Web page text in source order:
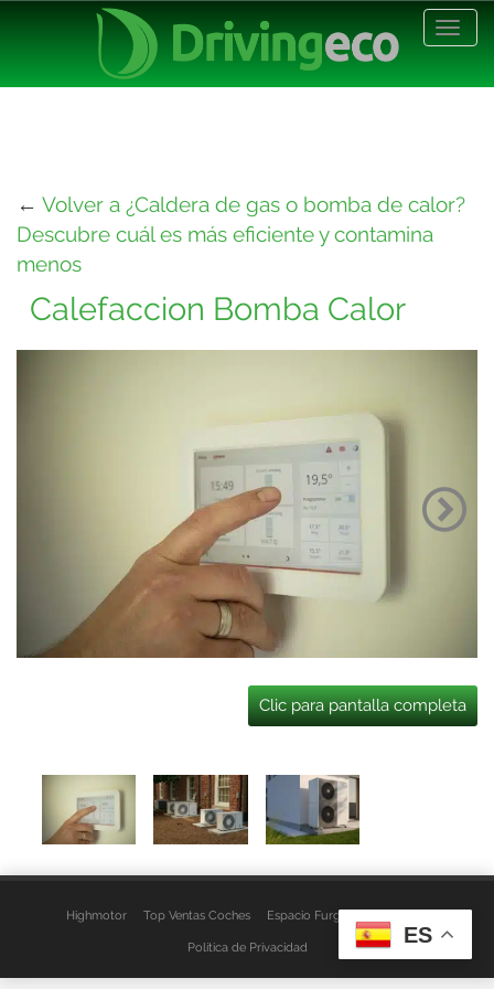
← Volver a ¿Caldera de gas o bomba de calor?
Descubre cuál es más eficiente y contamina
menos
Calefaccion Bomba Calor
Clic para pantalla completa
Highmotor Top Ventas Coches Espacio Furgo Aviso Legal
Política de Privacidad ES